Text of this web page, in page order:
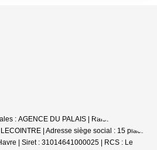
: AGENCE DU PALAIS | Raison
| Adresse siège social : 15 place
| Siret : 31014641000025 | RCS : Le